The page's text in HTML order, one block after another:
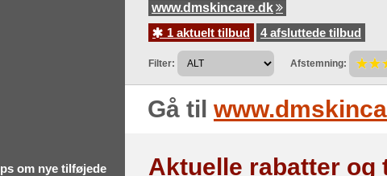
www.dmskincare.dk
1 aktuelt tilbud
4 afsluttede tilbud
Filter: Afstemning:
Gå til
om nye tilføjede
Aktuelle rabatter og